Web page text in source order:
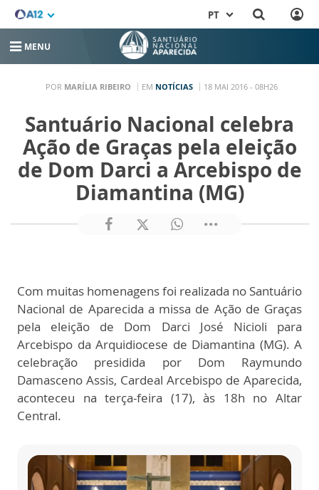
PT
MENU
POR MARÍLIA RIBEIRO EM NOTÍCIAS 18 MAI 2016 - 08H26
Santuário Nacional celebra
Ação de Graças pela eleição
de Dom Darci a Arcebispo de
Diamantina (MG)
Com muitas homenagens foi realizada no Santuário
Nacional de Aparecida a missa de Ação de Graças
pela eleição de Dom Darci José Nicioli para
Arcebispo da Arquidiocese de Diamantina (MG). A
celebração presidida por Dom Raymundo
Damasceno Assis, Cardeal Arcebispo de Aparecida,
aconteceu na terça-feira (17), às 18h no Altar
Central.